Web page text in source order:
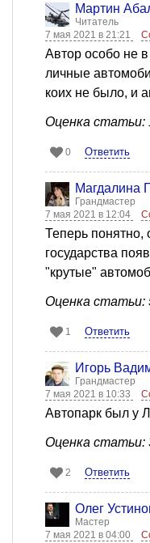
Мартин
Читатель
7 мая 2021 в 21:21
Автор особо не
личные
коих не было, и
Оценка статьи:
0 Ответить
Магдалина
Грандмастер
7 мая 2021 в 12:04
Теперь понятно,
государства
"крутые"
Оценка статьи:
1 Ответить
Игорь
Грандмастер
7 мая 2021 в 10:33
Автопарк был у
Оценка статьи:
2 Ответить
Олег
Мастер
7 мая 2021 в 04:00